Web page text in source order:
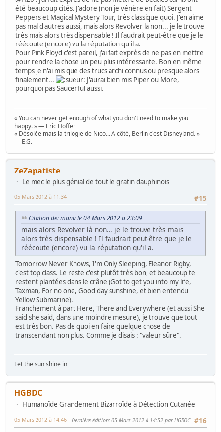
été beaucoup cités. J'adore (non je vénère en fait) Sergent
Peppers et Magical Mystery Tour, très classique quoi. J'en aime
pas mal d'autres aussi, mais alors Revolver là non... je le trouve
très mais alors très dispensable ! Il faudrait peut-être que je le
réécoute (encore) vu la réputation qu'il a.
Pour Pink Floyd c'est pareil, j'ai fait exprès de ne pas en mettre
pour rendre la chose un peu plus intéressante. Bon en même
temps je n'ai mis que des trucs archi connus ou presque alors
finalement...
J'aurai bien mis Piper ou More,
pourquoi pas Saucerful aussi.
« You can never get enough of what you don't need to make you
happy. » — Eric Hoffer
« Désolée mais la trilogie de Nico... A côté, Berlin c'est Disneyland. »
— E.G.
ZeZapatiste
Le mec le plus génial de tout le gratin dauphinois
#15
05 Mars 2012 à 11:34
Citation de: manu le 04 Mars 2012 à 23:09
mais alors Revolver là non... je le trouve très mais
alors très dispensable ! Il faudrait peut-être que je le
réécoute (encore) vu la réputation qu'il a.
Tomorrow Never Knows, I'm Only Sleeping, Eleanor Rigby,
c'est top class. Le reste c'est plutôt très bon, et beaucoup te
restent plantées dans le crâne (Got to get you into my life,
Taxman, For no one, Good day sunshine, et bien entendu
Yellow Submarine).
Franchement à part Here, There and Everywhere (et aussi She
said she said, dans une moindre mesure), je trouve que tout
est très bon. Pas de quoi en faire quelque chose de
transcendant non plus. Comme je disais : "valeur sûre".
Let the sun shine in
HGBDC
Humanoïde Grandement Bizarroïde à Détection Cutanée
#16
05 Mars 2012 à 14:46 Dernière édition: 05 Mars 2012 à 14:52 par HGBDC